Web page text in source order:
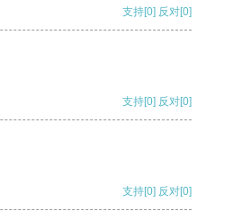
支持[0] 反对[0]
支持[0] 反对[0]
支持[0] 反对[0]